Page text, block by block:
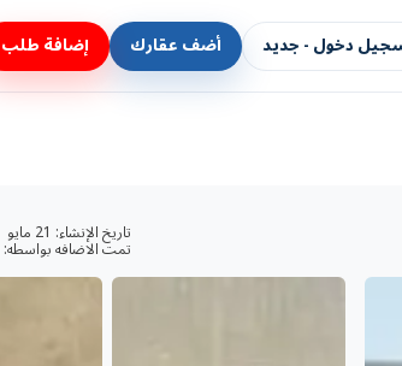
دخول - جديد أضف عقارك إضافة طلب
تاريخ الإنشاء:
تمت الاضافه بواسطه: